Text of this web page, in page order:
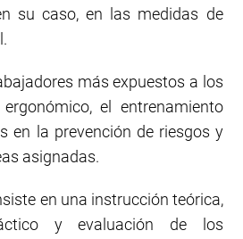
su caso, en las medidas de
más expuestos a los
el entrenamiento
en la prevención de riesgos y
asignadas.
en una instrucción teórica,
y evaluación de los